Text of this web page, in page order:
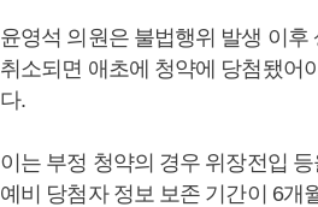
윤영석 의원은 불법행위 발생 이후
취소되면 애초에 청약에 당첨됐어
다.
이는 부정 청약의 경우 위장전입
예비 당첨자 정보 보존 기간이 6개